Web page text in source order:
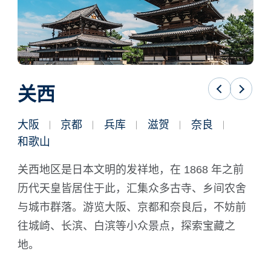
关西
大阪 京都 兵库 滋贺
奈良
和歌山
关西地区是日本文明的发祥地，在 1868 年之前
历代天皇皆居住于此，汇集众多古寺、乡间农舍
与城市群落。游览大阪、京都和奈良后，不妨前
往城崎、长滨、白滨等小众景点，探索宝藏之
地。